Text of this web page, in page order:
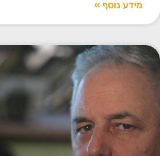
מידע נוסף »